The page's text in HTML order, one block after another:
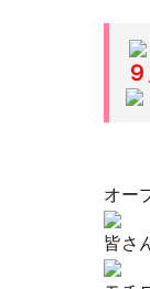
オー
皆さ